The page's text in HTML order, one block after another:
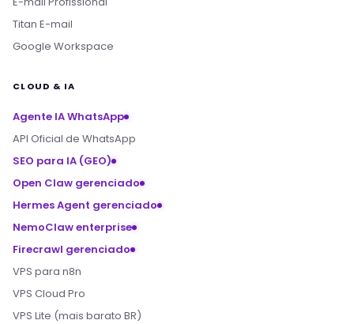
Titan E-mail
Google Workspace
CLOUD & IA
Agente IA WhatsApp
API Oficial de WhatsApp
SEO para IA (GEO)
Open Claw gerenciado
Hermes Agent gerenciado
NemoClaw enterprise
Firecrawl gerenciado
VPS para n8n
VPS Cloud Pro
VPS Lite (mais barato BR)